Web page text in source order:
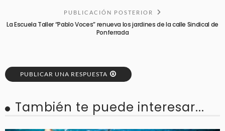
PUBLICACIÓN POSTERIOR
La Escuela Taller “Pablo Voces” renueva los jardines de la calle Sindical de
Ponferrada
PUBLICAR UNA RESPUESTA
También te puede interesar...